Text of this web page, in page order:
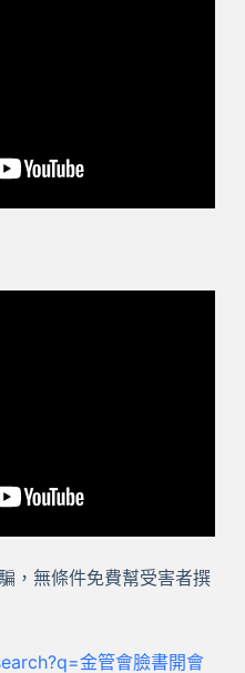
，無條件免費幫受害者撰
金管會臉書開會